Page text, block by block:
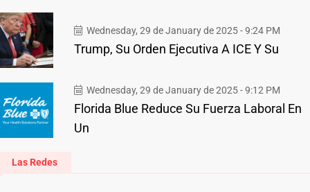
Wednesday, 29 de January de 2025 - 9:24 PM
Trump, Su Orden Ejecutiva A ICE Y Su
Wednesday, 29 de January de 2025 - 9:12 PM
Florida Blue Reduce Su Fuerza Laboral En
Un
Las Redes